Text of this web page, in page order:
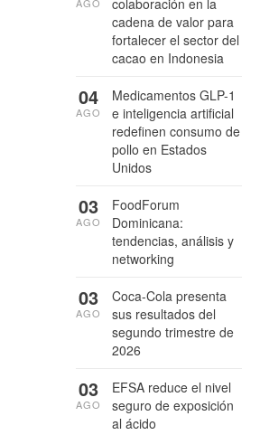
colaboración en la
cadena de valor para
fortalecer el sector del
cacao en Indonesia
Medicamentos GLP-1
e inteligencia artificial
redefinen consumo de
pollo en Estados
Unidos
04
AGO
FoodForum
Dominicana:
tendencias, análisis y
networking
03
AGO
Coca-Cola presenta
sus resultados del
segundo trimestre de
2026
03
AGO
EFSA reduce el nivel
seguro de exposición
al ácido
03
AGO